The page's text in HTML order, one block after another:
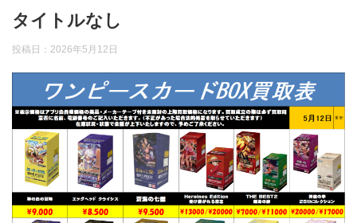
タイトルなし
投稿日： 2026年5月12日